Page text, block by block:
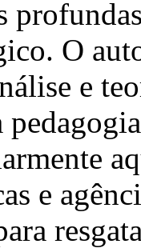
O
e
e